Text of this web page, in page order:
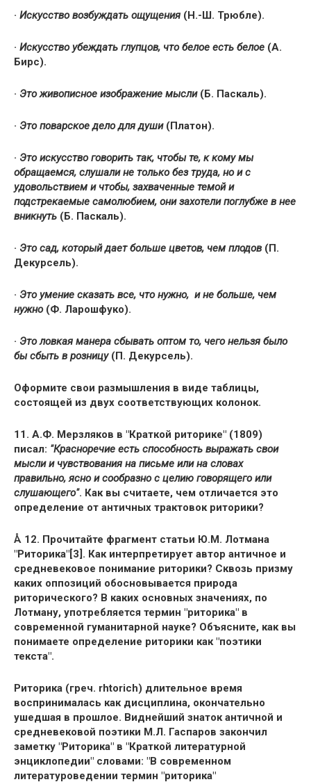
· Искусство возбуждать ощущения (Н.-Ш. Трюбле).
· Искусство убеждать глупцов, что белое есть белое (А.
Бирс).
· Это живописное изображение мысли (Б. Паскаль).
· Это поварское дело для души (Платон).
· Это искусство говорить так, чтобы те, к кому мы
обращаемся, слушали не только без труда, но и с
удовольствием и чтобы, захваченные темой и
подстрекаемые самолюбием, они захотели поглубже в нее
вникнуть (Б. Паскаль).
· Это сад, который дает больше цветов, чем плодов (П.
Декурсель).
· Это умение сказать все, что нужно, и не больше, чем
нужно (Ф. Ларошфуко).
· Это ловкая манера сбывать оптом то, чего нельзя было
бы сбыть в розницу (П. Декурсель).
Оформите свои размышления в виде таблицы,
состоящей из двух соответствующих колонок.
11. А.Ф. Мерзляков в "Краткой риторике" (1809)
писал: "Красноречие есть способность выражать свои
мысли и чувствования на письме или на словах
правильно, ясно и сообразно с целию говорящего или
слушающего". Как вы считаете, чем отличается это
определение от античных трактовок риторики?
Å 12. Прочитайте фрагмент статьи Ю.М. Лотмана
"Риторика"[3]. Как интерпретирует автор античное и
средневековое понимание риторики? Сквозь призму
каких оппозиций обосновывается природа
риторического? В каких основных значениях, по
Лотману, употребляется термин "риторика" в
современной гуманитарной науке? Объясните, как вы
понимаете определение риторики как "поэтики
текста".
Риторика (греч. rhtorich) длительное время
воспринималась как дисциплина, окончательно
ушедшая в прошлое. Виднейший знаток античной и
средневековой поэтики М.Л. Гаспаров закончил
заметку "Риторика" в "Краткой литературной
энциклопедии" словами: "В современном
литературоведении термин "риторика"